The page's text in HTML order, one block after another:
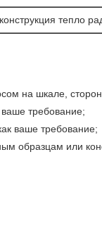
тепло
на шкале,
требование;
ваше требование;
образцам или